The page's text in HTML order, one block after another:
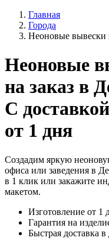
Главная
Города
Неоновые вывески
Неоновые
на заказ в
С
от 1 дня
Создадим яркую
офиса или заведения в
в 1 клик или закажите
макетом.
Изготовление от 1
Гарантия на
Быстрая доставка